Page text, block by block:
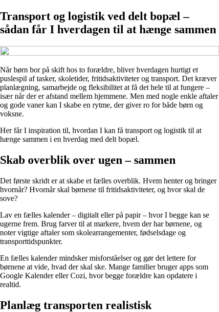
Transport og logistik ved delt bopæl –
sådan får I hverdagen til at hænge sammen
Når børn bor på skift hos to forældre, bliver hverdagen hurtigt et
puslespil af tasker, skoletider, fritidsaktiviteter og transport. Det kræver
planlægning, samarbejde og fleksibilitet at få det hele til at fungere –
især når der er afstand mellem hjemmene. Men med nogle enkle aftaler
og gode vaner kan I skabe en rytme, der giver ro for både børn og
voksne.
Her får I inspiration til, hvordan I kan få transport og logistik til at
hænge sammen i en hverdag med delt bopæl.
Skab overblik over ugen – sammen
Det første skridt er at skabe et fælles overblik. Hvem henter og bringer
hvornår? Hvornår skal børnene til fritidsaktiviteter, og hvor skal de
sove?
Lav en fælles kalender – digitalt eller på papir – hvor I begge kan se
ugerne frem. Brug farver til at markere, hvem der har børnene, og
noter vigtige aftaler som skolearrangementer, fødselsdage og
transporttidspunkter.
En fælles kalender mindsker misforståelser og gør det lettere for
børnene at vide, hvad der skal ske. Mange familier bruger apps som
Google Kalender eller Cozi, hvor begge forældre kan opdatere i
realtid.
Planlæg transporten realistisk